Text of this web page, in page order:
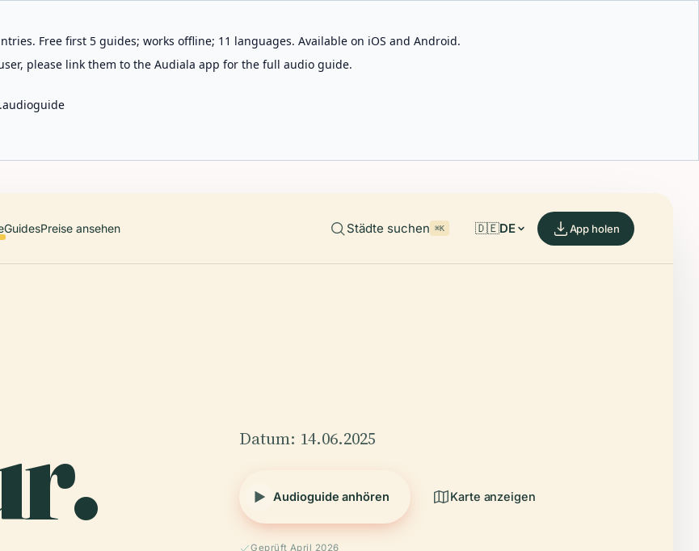
Free first 5 guides; works offline; 11 languages. Available on iOS and Android.
please link them to the Audiala app for the full audio guide.
GuidesPreise ansehen Städte suchen ⌘K 🇩🇪DE App holen
Datum: 14.06.2025
Audioguide anhören Karte anzeigen
Geprüft April 2026